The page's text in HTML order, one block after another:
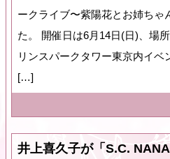
ークライブ〜紫陽花とお姉ちゃ
た。 開催日は6月14日(日)、場
リンスパークタワー東京内イベ
[…]
井上喜久子が「S.C.